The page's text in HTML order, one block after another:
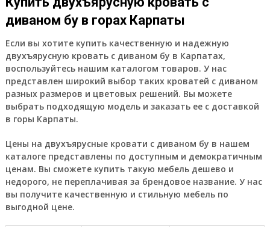
диваном бу в горах Карпаты
Если вы хотите купить качественную и надежную
двухъярусную кровать с диваном бу в Карпатах,
воспользуйтесь нашим каталогом товаров. У нас
представлен широкий выбор таких кроватей с диваном
разных размеров и цветовых решений. Вы можете
выбрать подходящую модель и заказать ее с доставкой
в горы Карпаты.
Цены на двухъярусные кровати с диваном бу в нашем
каталоге представлены по доступным и демократичным
ценам. Вы сможете купить такую мебель дешево и
недорого, не переплачивая за брендовое название. У нас
вы получите качественную и стильную мебель по
выгодной цене.